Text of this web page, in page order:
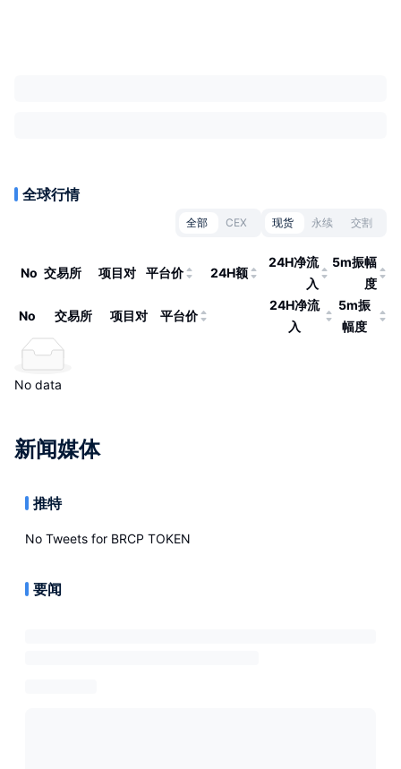
全球行情
全部 CEX 现货 永续 交割
No 交易所 项目对 平台价 24H额
24H净流
入
5m振幅
度
No 交易所 项目对 平台价
24H净流
入
5m振
幅度
No data
新闻媒体
推特
No Tweets for BRCP TOKEN
要闻